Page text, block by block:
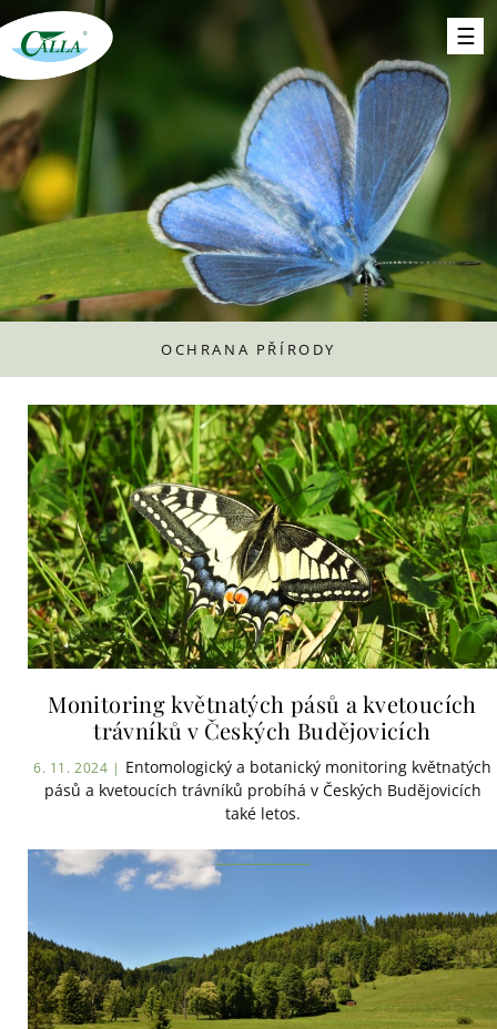
OCHRANA PŘÍRODY
Monitoring květnatých pásů a kvetoucích
trávníků v Českých Budějovicích
6. 11. 2024 | Entomologický a botanický monitoring květnatých
pásů a kvetoucích trávníků probíhá v Českých Budějovicích
také letos.